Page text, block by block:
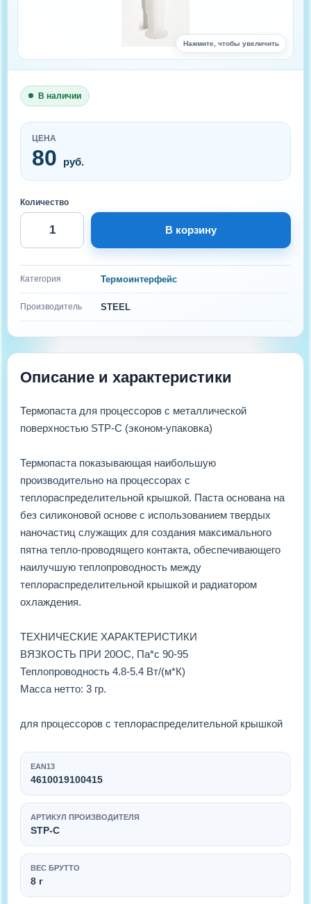
Нажмите, чтобы увеличить
В наличии
ЦЕНА
80 руб.
Количество
В корзину
Категория Термоинтерфейс
Производитель STEEL
Описание и характеристики
Термопаста для процессоров с металлической
поверхностью STP-C (эконом-упаковка)
Термопаста показывающая наибольшую
производительно на процессорах с
теплораспределительной крышкой. Паста основана на
без силиконовой основе с использованием твердых
наночастиц служащих для создания максимального
пятна тепло-проводящего контакта, обеспечивающего
наилучшую теплопроводность между
теплораспределительной крышкой и радиатором
охлаждения.
ТЕХНИЧЕСКИЕ ХАРАКТЕРИСТИКИ
ВЯЗКОСТЬ ПРИ 20ОС, Па*с 90-95
Теплопроводность 4.8-5.4 Вт/(м*К)
Масса нетто: 3 гр.
для процессоров с теплораспределительной крышкой
EAN13
4610019100415
АРТИКУЛ ПРОИЗВОДИТЕЛЯ
STP-C
ВЕС БРУТТО
8 г